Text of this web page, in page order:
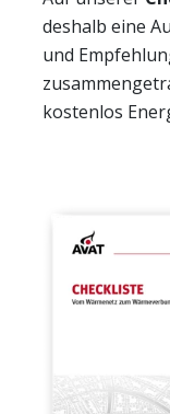
deshalb eine
und
kostenlos
erforderlich.
Name:
AVAT
Zweck:
Dieser